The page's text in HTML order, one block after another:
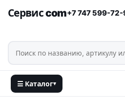
Сервис com+7 747 599-
☰ Каталог▾